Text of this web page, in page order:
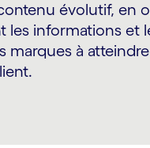
évolutif, en
les informations et
marques à